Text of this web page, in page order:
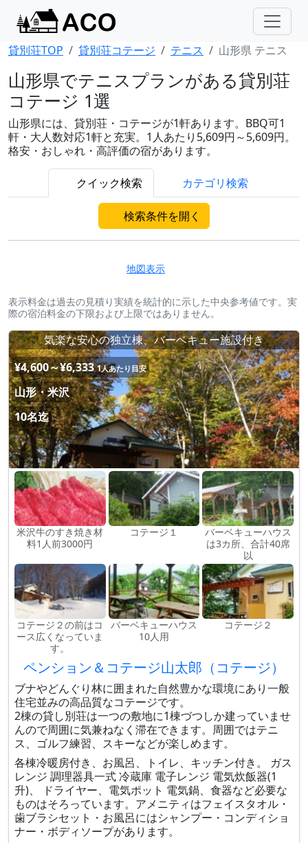
貸別荘TOP 貸別荘コテージ テニス 山形県 テニス
山形県でテニスプランがある貸別荘
コテージ 1選
山形県には、貸別荘・コテージが1軒あります。BBQ可1
軒・大人数対応1軒と充実。1人あたり5,609円～5,609円。
格安・おしゃれ・高評価の宿があります。
クイック検索 カテゴリ検索
検索条件を開く
地図表示
表示料金は過去の見積り実績を統計的に示した中央参考値です。実
際の宿泊料金の下限および上限ではありません。
気楽な安心の独立棟、バーベキュー施設付き
¥4,600～¥6,333 1人あたり目安
山形・米沢
10名迄
米沢牛のすき焼き材
料1人前3000円
コテージ１
バーベキューハウス
は3カ所、合計40席
以
コテージ２の前はコ
ース広くなっていま
す。
バーベキューハウス
10人用
コテージ２
ペンション＆コテージ山太郎（コテージ）
ブナやどんぐり林に囲まれた自然豊かな環境にあり一般
住宅並みの高品質なコテージです。
2棟の貸し別荘は一つの敷地に1棟づつしか建っていませ
んので周囲に気兼ねなく滞在できます。周囲ではテニ
ス、ゴルフ練習、スキーなどが楽しめます。
各棟冷暖房付き、お風呂、トイレ、キッチン付き。 ガス
レンジ 調理器具一式 冷蔵庫 電子レンジ 電気炊飯器(1
升)、 ドライヤー、電気ポット 電気鍋、食器など必要な
ものはそろっています。アメニティはフェイスタオル・
歯ブラシセット・お風呂にはシャンプー・コンディショ
ナー・ボディソープがあります。